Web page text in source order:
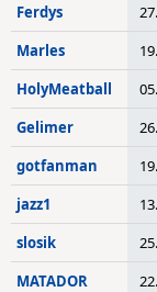
Ferdys
Marles
HolyMeatball
Gelimer
gotfanman
jazz1
slosik
MATADOR